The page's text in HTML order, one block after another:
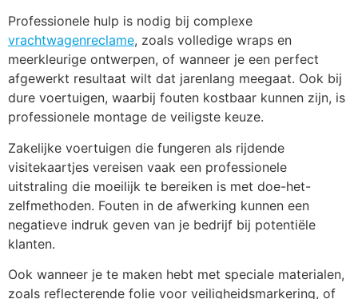
Professionele hulp is nodig bij complexe
vrachtwagenreclame, zoals volledige wraps en
meerkleurige ontwerpen, of wanneer je een perfect
afgewerkt resultaat wilt dat jarenlang meegaat. Ook bij
dure voertuigen, waarbij fouten kostbaar kunnen zijn, is
professionele montage de veiligste keuze.
Zakelijke voertuigen die fungeren als rijdende
visitekaartjes vereisen vaak een professionele
uitstraling die moeilijk te bereiken is met doe-het-
zelfmethoden. Fouten in de afwerking kunnen een
negatieve indruk geven van je bedrijf bij potentiële
klanten.
Ook wanneer je te maken hebt met speciale materialen,
zoals reflecterende folie voor veiligheidsmarkering, of